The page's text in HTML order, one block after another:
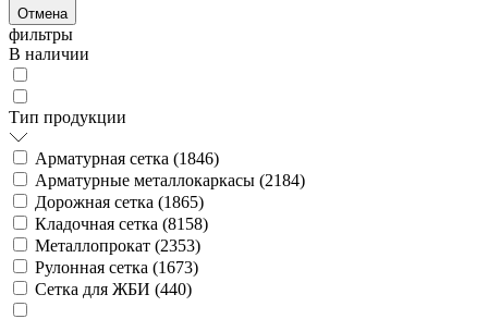
Отмена
фильтры
В наличии
Тип продукции
Арматурная сетка (1846)
Арматурные металлокаркасы (2184)
Дорожная сетка (1865)
Кладочная сетка (8158)
Металлопрокат (2353)
Рулонная сетка (1673)
Сетка для ЖБИ (440)